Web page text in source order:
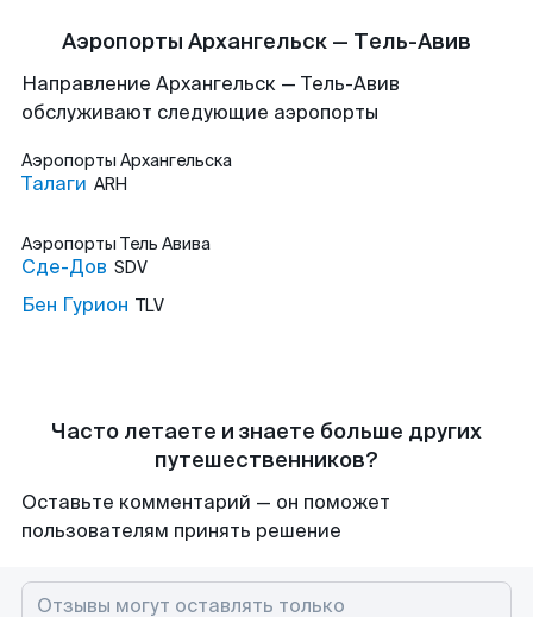
Аэропорты Архангельск — Тель-Авив
Направление Архангельск — Тель-Авив
обслуживают следующие аэропорты
Аэропорты Архангельска
Талаги ARH
Аэропорты Тель Авива
Сде-Дов SDV
Бен Гурион TLV
Часто летаете и знаете больше других
путешественников?
Оставьте комментарий — он поможет
пользователям принять решение